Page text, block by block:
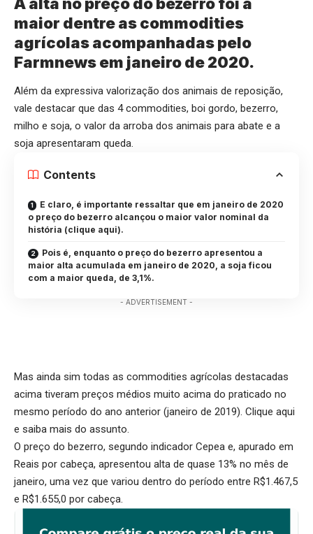
maior dentre as commodities
agrícolas acompanhadas pelo
Farmnews em janeiro de 2020.
Além da expressiva valorização dos animais de reposição,
vale destacar que das 4 commodities, boi gordo, bezerro,
milho e soja, o valor da arroba dos animais para abate e a
soja apresentaram queda.
Contents
E claro, é importante ressaltar que em janeiro de 2020
o preço do bezerro alcançou o maior valor nominal da
história (clique aqui).
Pois é, enquanto o preço do bezerro apresentou a
maior alta acumulada em janeiro de 2020, a soja ficou
com a maior queda, de 3,1%.
- ADVERTISEMENT -
Mas ainda sim todas as commodities agrícolas destacadas
acima tiveram preços médios muito acima do praticado no
mesmo período do ano anterior (janeiro de 2019). Clique aqui
e saiba mais do assunto.
O preço do bezerro, segundo indicador Cepea e, apurado em
Reais por cabeça, apresentou alta de quase 13% no mês de
janeiro, uma vez que variou dentro do período entre R$1.467,5
e R$1.655,0 por cabeça.